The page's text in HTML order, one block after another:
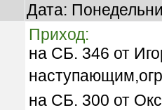
Дата:
Приход:
на СБ. 346 от
на СБ. 300 от